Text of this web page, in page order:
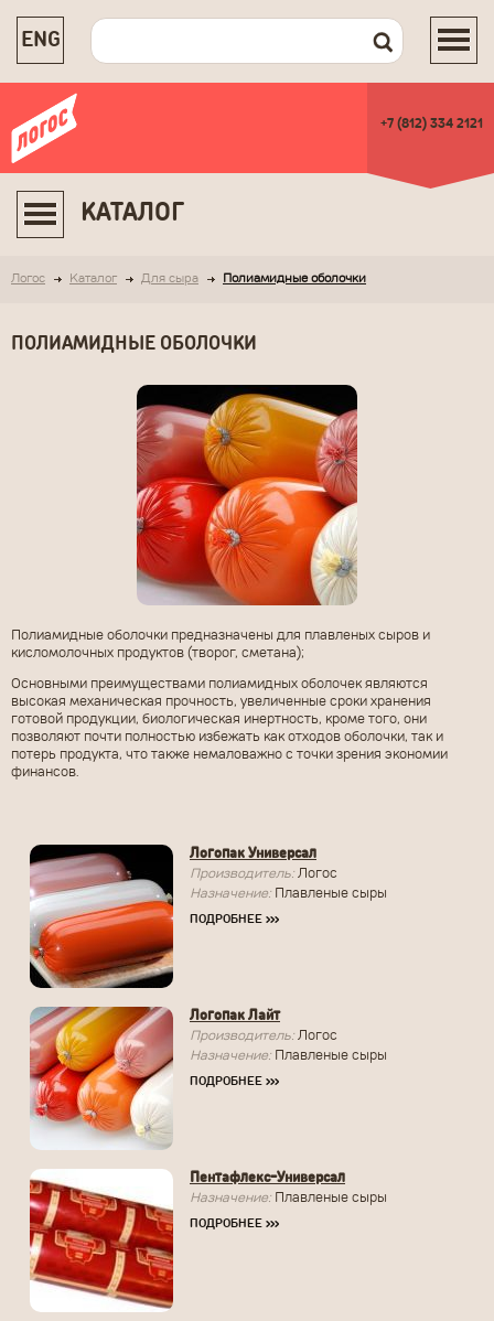
ENG
+7 (812) 334 2121
КАТАЛОГ
Логос Каталог Для сыра Полиамидные оболочки
ПОЛИАМИДНЫЕ ОБОЛОЧКИ
Полиамидные оболочки предназначены для плавленых сыров и
кисломолочных продуктов (творог, сметана);
Основными преимуществами полиамидных оболочек являются
высокая механическая прочность, увеличенные сроки хранения
готовой продукции, биологическая инертность, кроме того, они
позволяют почти полностью избежать как отходов оболочки, так и
потерь продукта, что также немаловажно с точки зрения экономии
финансов.
Логопак Универсал
Производитель: Логос
Назначение:
Плавленые сыры
ПОДРОБНЕЕ ›››
Логопак Лайт
Производитель: Логос
Назначение:
Плавленые сыры
ПОДРОБНЕЕ ›››
Пентафлекс-Универсал
Назначение: Плавленые сыры
ПОДРОБНЕЕ ›››